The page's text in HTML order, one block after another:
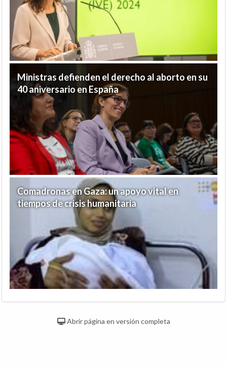
Ministras defienden el derecho al aborto en su
40 aniversario en España
Comadronas en Gaza: un apoyo vital en
tiempos de crisis humanitaria
Abrir página en versión completa